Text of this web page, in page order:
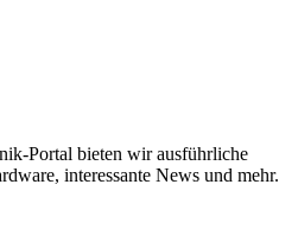
Portal bieten wir ausführliche
interessante News und mehr.